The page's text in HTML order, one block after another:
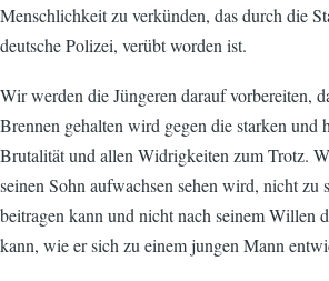
Menschlichkeit zu verkünden, das durch die
deutsche Polizei, verübt worden ist.
Wir werden die Jüngeren darauf vorbereiten,
Brennen gehalten wird gegen die starken und
Brutalität und allen Widrigkeiten zum Trotz.
seinen Sohn aufwachsen sehen wird, nicht zu
beitragen kann und nicht nach seinem Willen
kann, wie er sich zu einem jungen Mann